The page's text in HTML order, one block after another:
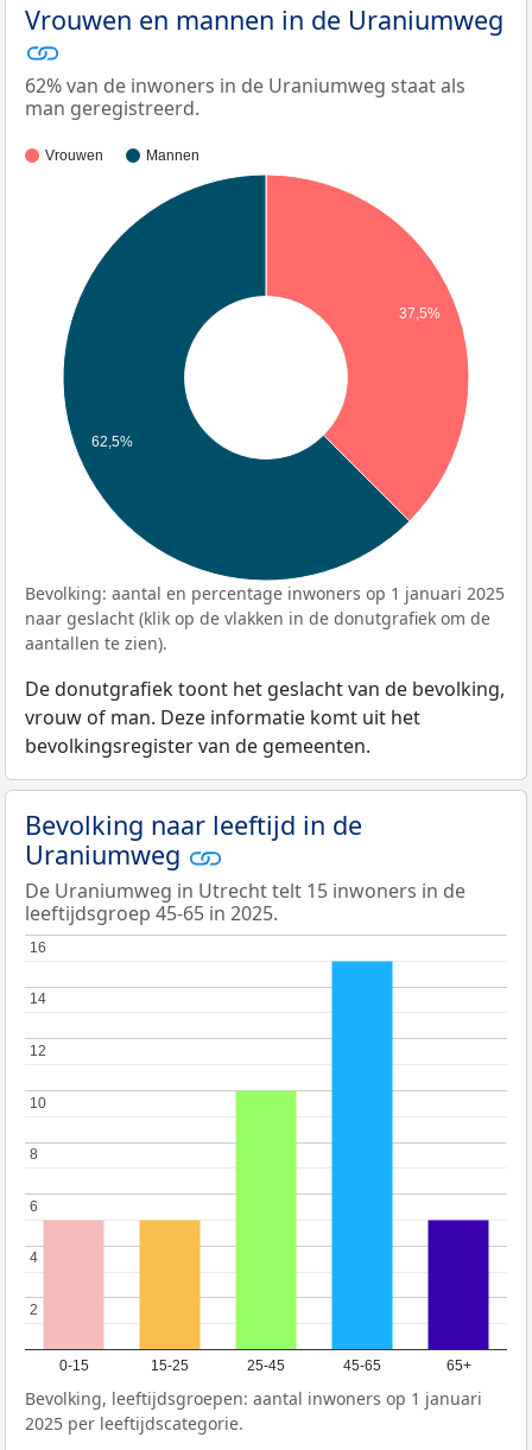
Vrouwen en mannen in de Uraniumweg
62% van de inwoners in de Uraniumweg staat als
man geregistreerd.
Vrouwen Mannen
37,5%
62,5%
Bevolking: aantal en percentage inwoners op 1 januari 2025
naar geslacht (klik op de vlakken in de donutgrafiek om de
aantallen te zien).
De donutgrafiek toont het geslacht van de bevolking,
vrouw of man. Deze informatie komt uit het
bevolkingsregister van de gemeenten.
Bevolking naar leeftijd in de
Uraniumweg
De Uraniumweg in Utrecht telt 15 inwoners in de
leeftijdsgroep 45-65 in 2025.
0-15 15-25 25-45 45-65 65+
2
2
4
4
6
6
8
8
10
10
12
12
14
14
16
16
Bevolking, leeftijdsgroepen: aantal inwoners op 1 januari
2025 per leeftijdscategorie.